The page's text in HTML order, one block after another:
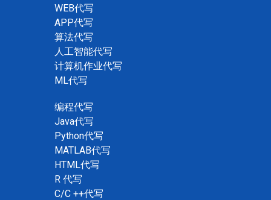
WEB代写
APP代写
算法代写
人工智能代写
计算机作业代写
ML代写
编程代写
Java代写
Python代写
MATLAB代写
HTML代写
R 代写
C/C ++代写